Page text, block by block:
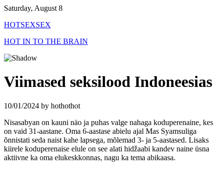
Skip
content
Saturday, August 8
HOTSEXSEX
HOT IN TO THE BRAIN
Viimased seksilood Indoneesias
10/01/2024 by hothothot
Nisasabyan on kauni näo ja puhas valge nahaga koduperenaine, kes
on vaid 31-aastane. Oma 6-aastase abielu ajal Mas Syamsuliga
õnnistati seda naist kahe lapsega, mõlemad 3- ja 5-aastased. Lisaks
kiirele koduperenaise elule on see alati hidžaabi kandev naine üsna
aktiivne ka oma elukeskkonnas, nagu ka tema abikaasa.